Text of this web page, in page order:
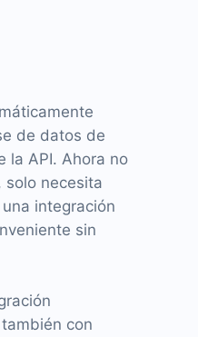
de datos de
la API. Ahora no
solo necesita
integración
sin
con